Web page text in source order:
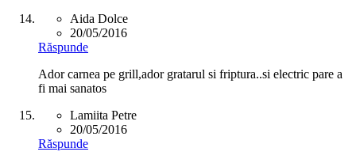
Aida Dolce
20/05/2016
Răspunde
Ador carnea pe grill,ador gratarul si friptura..si electric pare a
fi mai sanatos
Lamiita Petre
20/05/2016
Răspunde